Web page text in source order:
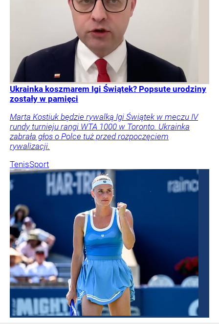
Ukrainka koszmarem Igi Świątek? Popsute urodziny
zostały w pamięci
Marta Kostiuk będzie rywalką Igi Świątek w meczu IV
rundy turnieju rangi WTA 1000 w Toronto. Ukrainka
zabrała głos o Polce tuż przed rozpoczęciem
rywalizacji.
TenisSport